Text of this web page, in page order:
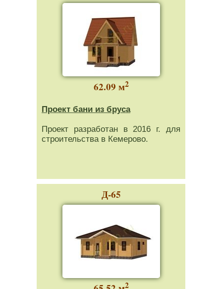
62.09 м2
Проект бани из бруса
Проект разработан в 2016 г. для
строительства в Кемерово.
Д-65
2